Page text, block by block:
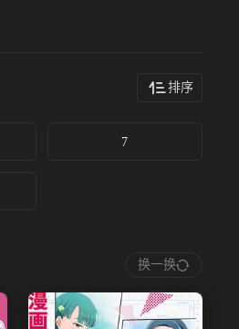
排序
7
换一换